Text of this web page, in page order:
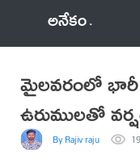
అనేకం
మైలవరంలో భారీ
ఉరుములతో
By Rajiv raju